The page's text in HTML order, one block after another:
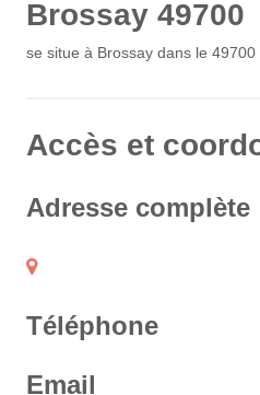
Brossay 49700
se situe à Brossay dans le
Accès et
Adresse complète
Téléphone
Email